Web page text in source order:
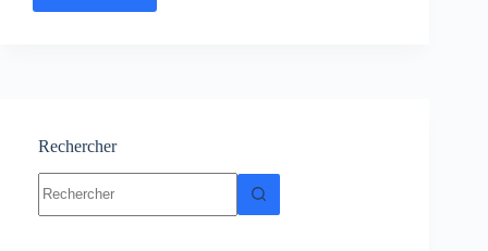
corrigés
Rechercher
résultat